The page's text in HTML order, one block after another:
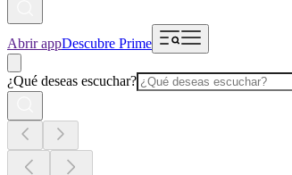
Abrir appDescubre Prime
¿Qué deseas escuchar?